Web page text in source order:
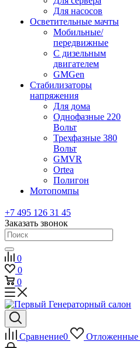
Для насосов
Осветительные мачты
Мобильные/
передвижные
С дизельным
двигателем
GMGen
Стабилизаторы
напряжения
Для дома
Однофазные 220
Вольт
Трехфазные 380
Вольт
GMVR
Ortea
Полигон
Мотопомпы
+7 495 126 31 45
Заказать звонок
0
0
0
Сравнение0 Отложенные